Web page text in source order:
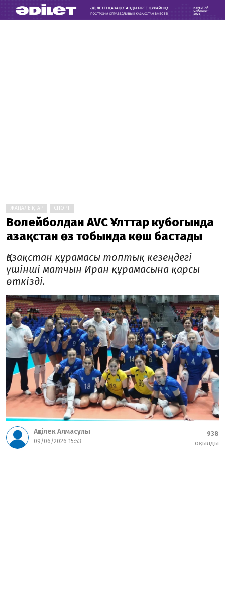
ЖАҢАЛЫҚТАР СПОРТ
Волейболдан AVC Ұлттар кубогында
Қазақстан өз тобында көш бастады
Қазақстан құрамасы топтық кезеңдегі
үшінші матчын Иран құрамасына қарсы
өткізді.
Ақтілек Алмасұлы
09/06/2026 15:53
938
оқылды